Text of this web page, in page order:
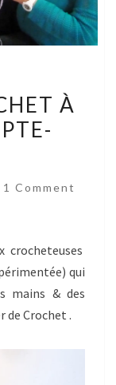
À
Comments
1 Comment
crocheteuses
qui
mains & des
de Crochet .